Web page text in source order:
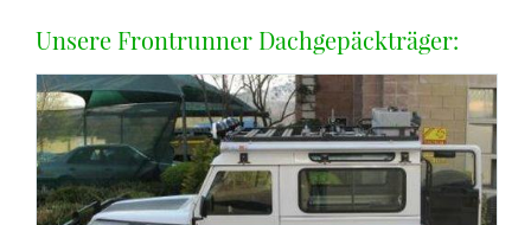
Unsere Frontrunner Dachgepäckträger: